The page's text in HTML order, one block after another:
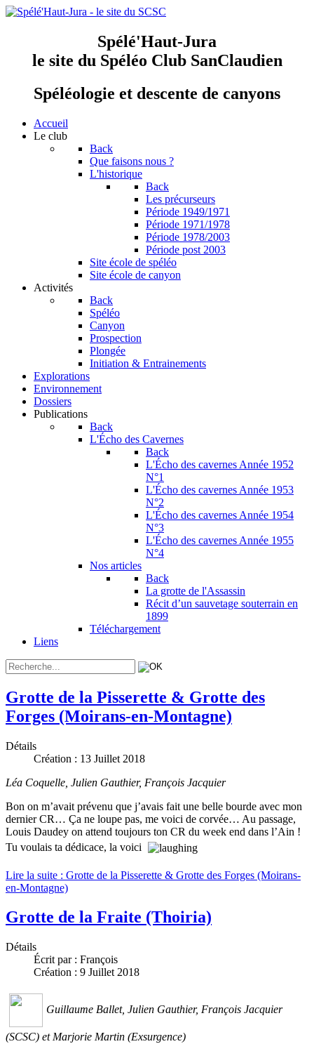
Spélé'Haut-Jura
le site du Spéléo Club SanClaudien
Spéléologie et descente de canyons
Accueil
Le club
Back
Que faisons nous ?
L'historique
Back
Les précurseurs
Période 1949/1971
Période 1971/1978
Période 1978/2003
Période post 2003
Site école de spéléo
Site école de canyon
Activités
Back
Spéléo
Canyon
Prospection
Plongée
Initiation & Entrainements
Explorations
Environnement
Dossiers
Publications
Back
L'Écho des Cavernes
Back
L'Écho des cavernes Année 1952
N°1
L'Écho des cavernes Année 1953
N°2
L'Écho des cavernes Année 1954
N°3
L'Écho des cavernes Année 1955
N°4
Nos articles
Back
La grotte de l'Assassin
Récit d’un sauvetage souterrain en
1899
Téléchargement
Liens
Grotte de la Pisserette & Grotte des
Forges (Moirans-en-Montagne)
Détails
Création : 13 Juillet 2018
Léa Coquelle, Julien Gauthier, François Jacquier
Bon on m’avait prévenu que j’avais fait une belle bourde avec mon
dernier CR… Ça ne loupe pas, me voici de corvée… Au passage,
Louis Daudey on attend toujours ton CR du week end dans l’Ain !
Tu voulais ta dédicace, la voici
Lire la suite : Grotte de la Pisserette & Grotte des Forges (Moirans-
en-Montagne)
Grotte de la Fraite (Thoiria)
Détails
Écrit par : François
Création : 9 Juillet 2018
Guillaume Ballet, Julien Gauthier, François Jacquier
(SCSC) et Marjorie Martin (Exsurgence)